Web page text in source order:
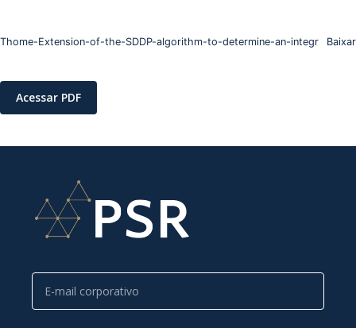
Thome-Extension-of-the-SDDP-algorithm-to-determine-an-integr Baixar
Acessar PDF